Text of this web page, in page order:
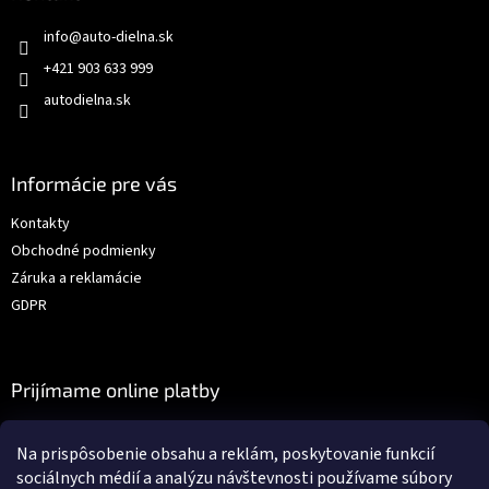
Na prispôsobenie obsahu a reklám, poskytovanie funkcií
sociálnych médií a analýzu návštevnosti používame súbory
info@auto-dielna.sk
+421 903 633 999
autodielna.sk
Informácie pre vás
Kontakty
Obchodné podmienky
Záruka a reklamácie
GDPR
Prijímame online platby